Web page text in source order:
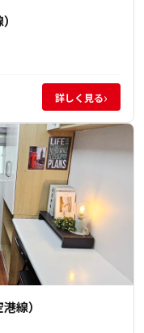
詳しく見る›
線）